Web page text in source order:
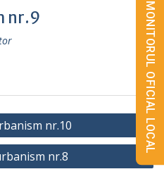
nr.9
nr.10
nr.8
MONITORUL OFICIAL LOCAL